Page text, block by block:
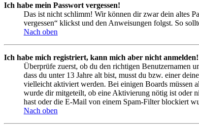
Ich habe mein Passwort vergessen!
Das ist nicht schlimm! Wir können dir zwar dein altes
vergessen“ klickst und den Anweisungen folgst. So
Nach oben
Ich habe mich registriert, kann mich aber nicht anmelden!
Überprüfe zuerst, ob du den richtigen Benutzernamen
dass du unter 13 Jahre alt bist, musst du bzw. einer
vielleicht aktiviert werden. Bei einigen Boards müssen
wurde dir mitgeteilt, ob eine Aktivierung nötig ist oder
hast oder die E-Mail von einem Spam-Filter blockiert
Nach oben